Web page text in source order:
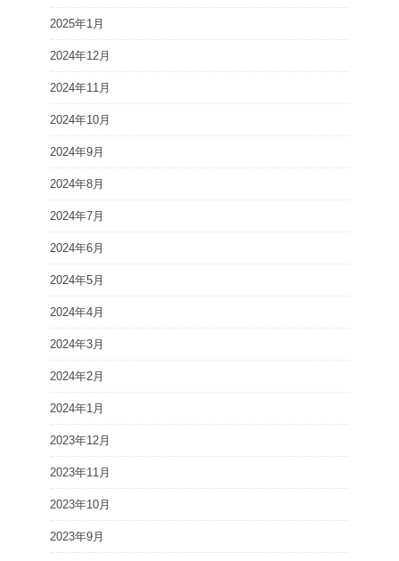
2025年1月
2024年12月
2024年11月
2024年10月
2024年9月
2024年8月
2024年7月
2024年6月
2024年5月
2024年4月
2024年3月
2024年2月
2024年1月
2023年12月
2023年11月
2023年10月
2023年9月